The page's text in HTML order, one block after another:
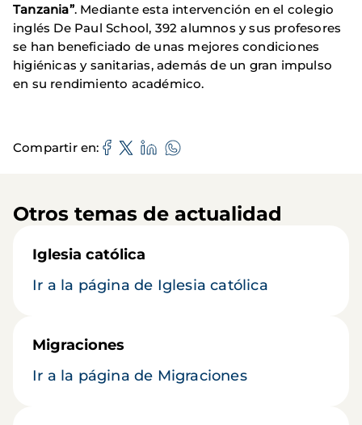
Tanzania”. Mediante esta intervención en el colegio
inglés De Paul School, 392 alumnos y sus profesores
se han beneficiado de unas mejores condiciones
higiénicas y sanitarias, además de un gran impulso
en su rendimiento académico.
Compartir en
Otros temas de actualidad
Iglesia católica
Ir a la página de Iglesia católica
Migraciones
Ir a la página de Migraciones